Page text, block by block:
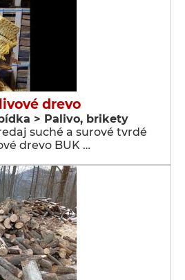
drevo
> Palivo, brikety
suché a surové tvrdé
drevo BUK …